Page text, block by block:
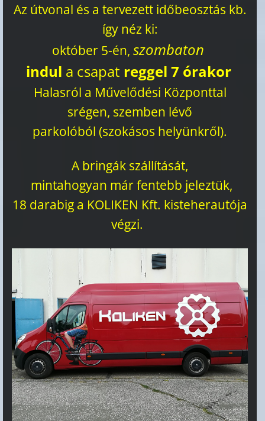
Az útvonal és a tervezett időbeosztás kb.
így néz ki:
október 5-én,szombaton
indul a csapat reggel 7 órakor
Halasról a Művelődési Központtal
srégen, szemben lévő
parkolóból (szokásos helyünkről).
A bringák szállítását,
mintahogyan már fentebb jeleztük,
18 darabig a KOLIKEN Kft. kisteherautója
végzi.